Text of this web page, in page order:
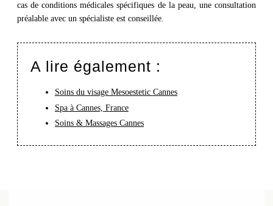
cas de conditions médicales spécifiques de la peau, une consultation
préalable avec un spécialiste est conseillée.
A lire également :
Soins du visage Mesoestetic Cannes
Spa à Cannes, France
Soins & Massages Cannes